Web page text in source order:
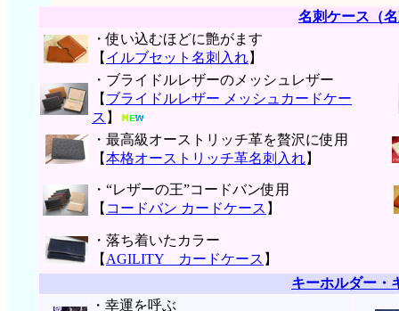
名刺ケース（
・使い込むほどに艶がます
【 イルブセット名刺入れ】
・ブライドルレザーのメッシュレザー
【 ブライドルレザー メッシュカードケー
ス 】
・最高級オーストリッチ革を贅沢に使用
【本格オーストリッチ革名刺入れ】
・“レザーの王”コードバン使用
【 コードバン カードケース 】
・落ち着いたカラー
【 AGILITY カードケース 】
キーホルダー・
・幸運を呼ぶ